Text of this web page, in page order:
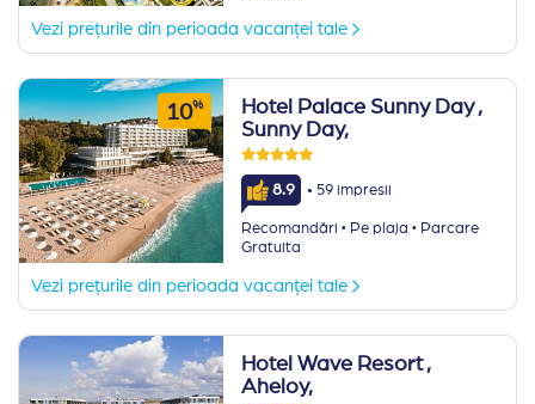
Vezi prețurile din perioada vacanței tale
10% Hotel Palace Sunny Day ,
Sunny Day,
8.9 · 59 impresii
Recomandări ·Pe plaja ·Parcare
Gratuita
Vezi prețurile din perioada vacanței tale
Hotel Wave Resort ,
Aheloy,